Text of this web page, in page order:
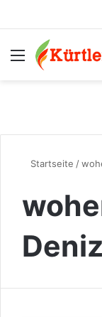
Menü
Startseite /